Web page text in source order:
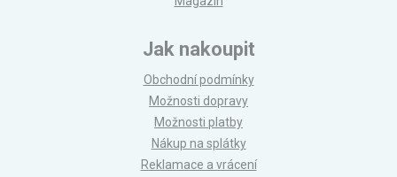
Jak nakoupit
Obchodní podmínky
Možnosti dopravy
Možnosti platby
Nákup na splátky
Reklamace a vrácení